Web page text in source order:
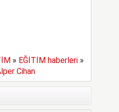
» EĞİTİM haberleri»
Cihan